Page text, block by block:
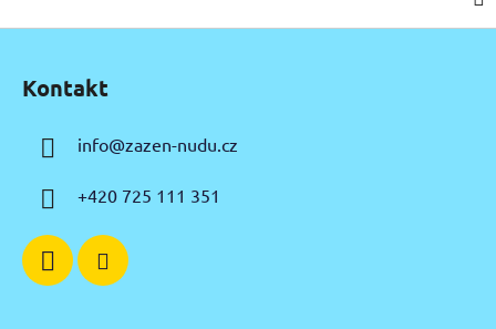
Kontakt
info@zazen-nudu.cz
+420 725 111 351